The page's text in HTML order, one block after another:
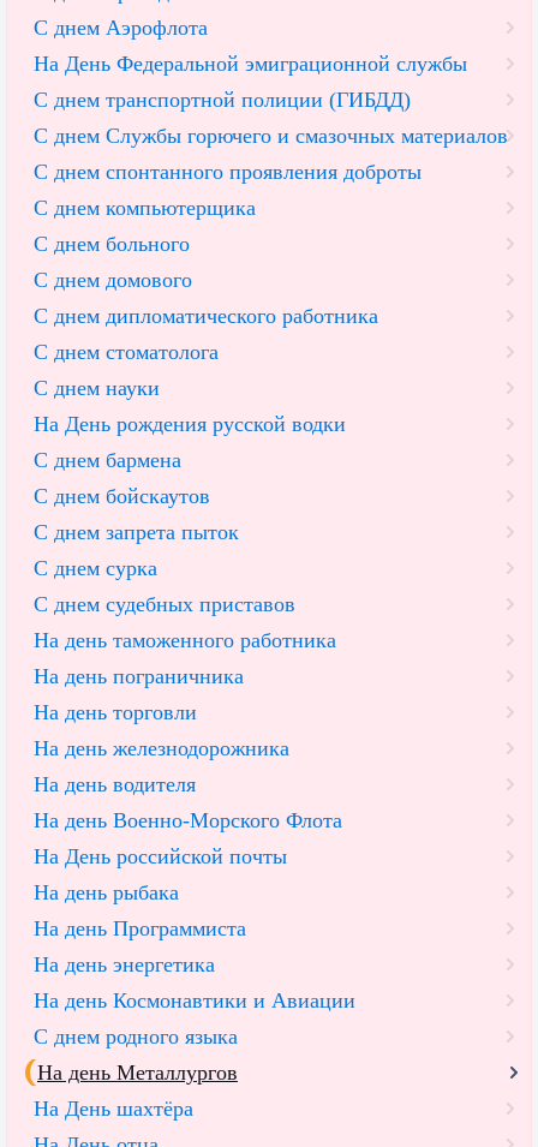
С днем Аэрофлота
На День Федеральной эмиграционной службы
С днем транспортной полиции (ГИБДД)
С днем Службы горючего и смазочных материалов
С днем спонтанного проявления доброты
С днем компьютерщика
С днем больного
С днем домового
С днем дипломатического работника
С днем стоматолога
С днем науки
На День рождения русской водки
С днем бармена
С днем бойскаутов
С днем запрета пыток
С днем сурка
С днем судебных приставов
На день таможенного работника
На день пограничника
На день торговли
На день железнодорожника
На день водителя
На день Военно-Морского Флота
На День российской почты
На день рыбака
На день Программиста
На день энергетика
На день Космонавтики и Авиации
С днем родного языка
На день Металлургов
На День шахтёра